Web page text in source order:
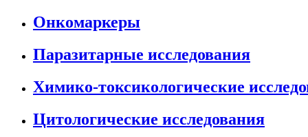
Онкомаркеры
Паразитарные исследования
Химико-токсикологические
Цитологические исследования